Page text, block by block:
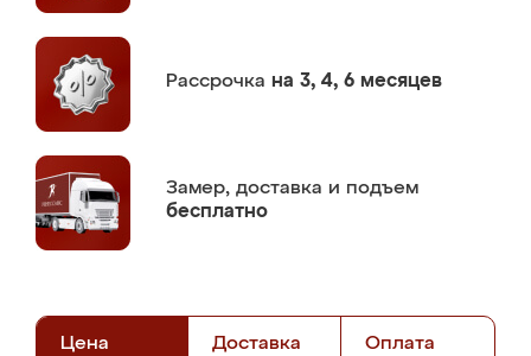
Рассрочка на 3, 4, 6 месяцев
Замер, доставка и подъем
бесплатно
Цена Доставка Оплата